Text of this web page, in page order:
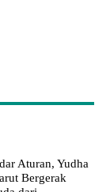
Aturan, Yudha
Bergerak